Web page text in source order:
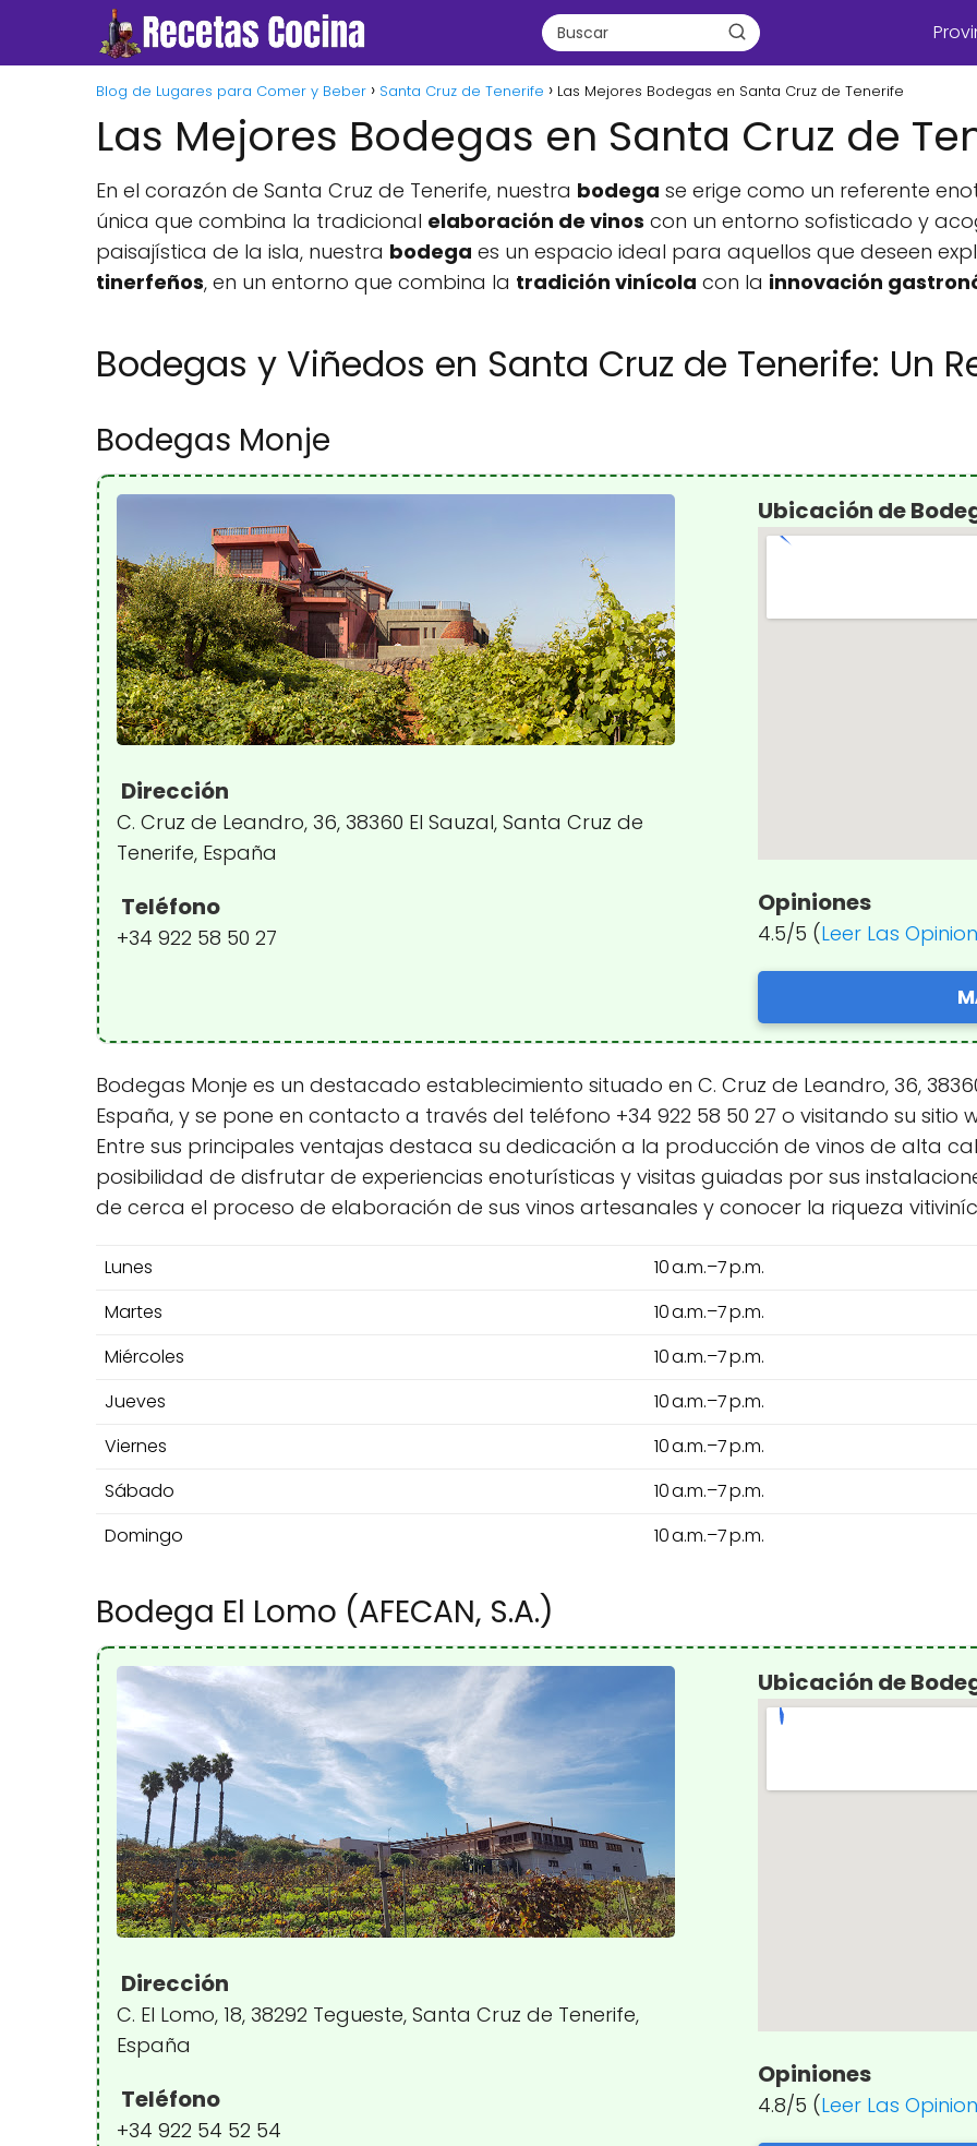
Blog de Lugares para Comer y Beber Santa Cruz de Tenerife Las Mejores Bodegas en Santa Cruz de Tenerife
Las Mejores Bodegas en Santa Cruz de
En el corazón de Santa Cruz de Tenerife, nuestra bodega se erige como un referente
única que combina la tradicional elaboración de vinos con un entorno sofisticado y
paisajística de la isla, nuestra bodega es un espacio ideal para aquellos que deseen
tinerfeños, en un entorno que combina la tradición vinícola con la innovación
Bodegas y Viñedos en Santa Cruz de Tenerife: Un
Bodegas Monje
Dirección
C. Cruz de Leandro, 36, 38360 El Sauzal, Santa Cruz de
Tenerife, España
Teléfono
+34 922 58 50 27
Ubicación de
Opiniones
4.5/5 (Leer Las
Bodegas Monje es un destacado establecimiento situado en C. Cruz de Leandro, 36,
España, y se pone en contacto a través del teléfono +34 922 58 50 27 o visitando su
Entre sus principales ventajas destaca su dedicación a la producción de vinos de alta
posibilidad de disfrutar de experiencias enoturísticas y visitas guiadas por sus
de cerca el proceso de elaboración de sus vinos artesanales y conocer la riqueza
Lunes
10 a.m.–7 p.m.
Martes
10 a.m.–7 p.m.
Miércoles
10 a.m.–7 p.m.
Jueves
10 a.m.–7 p.m.
Viernes
10 a.m.–7 p.m.
Sábado
10 a.m.–7 p.m.
Domingo
10 a.m.–7 p.m.
Bodega El Lomo (AFECAN, S.A.)
Dirección
C. El Lomo, 18, 38292 Tegueste, Santa Cruz de Tenerife,
España
Teléfono
+34 922 54 52 54
Ubicación de
Opiniones
4.8/5 (Leer Las